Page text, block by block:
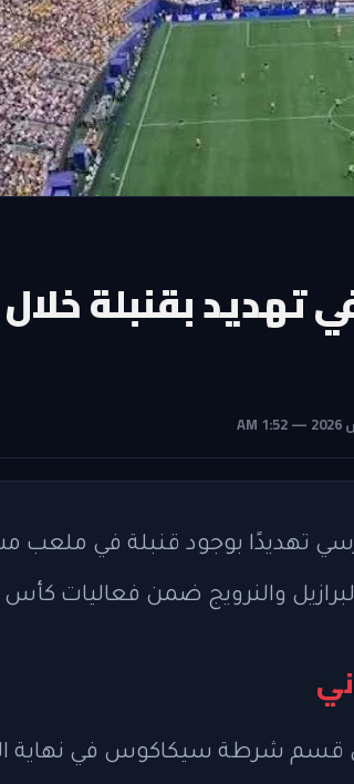
بقنبلة خلال
تهديدًا بوجود قنبلة في ملعب
والنرويج ضمن فعاليات كأس
قسم شرطة سيكاكوس في نهاية